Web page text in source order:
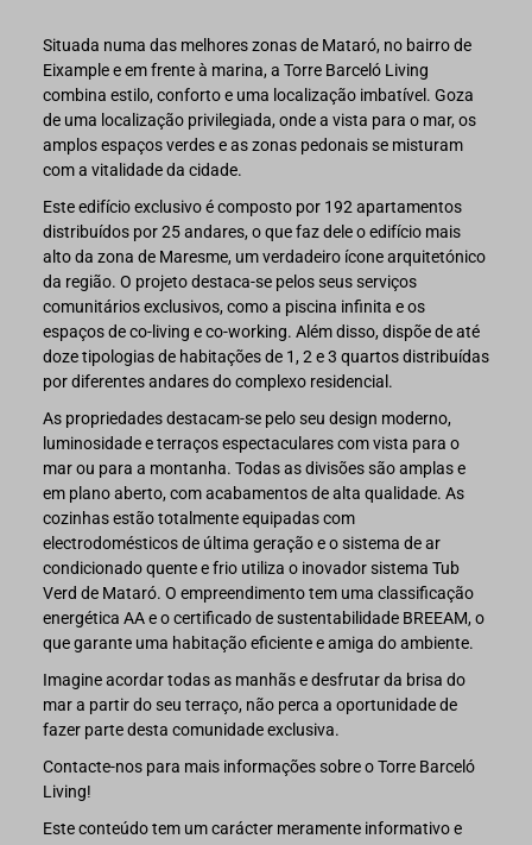
Situada numa das melhores zonas de Mataró, no bairro de
Eixample e em frente à marina, a Torre Barceló Living
combina estilo, conforto e uma localização imbatível. Goza
de uma localização privilegiada, onde a vista para o mar, os
amplos espaços verdes e as zonas pedonais se misturam
com a vitalidade da cidade.
Este edifício exclusivo é composto por 192 apartamentos
distribuídos por 25 andares, o que faz dele o edifício mais
alto da zona de Maresme, um verdadeiro ícone arquitetónico
da região. O projeto destaca-se pelos seus serviços
comunitários exclusivos, como a piscina infinita e os
espaços de co-living e co-working. Além disso, dispõe de até
doze tipologias de habitações de 1, 2 e 3 quartos distribuídas
por diferentes andares do complexo residencial.
As propriedades destacam-se pelo seu design moderno,
luminosidade e terraços espectaculares com vista para o
mar ou para a montanha. Todas as divisões são amplas e
em plano aberto, com acabamentos de alta qualidade. As
cozinhas estão totalmente equipadas com
electrodomésticos de última geração e o sistema de ar
condicionado quente e frio utiliza o inovador sistema Tub
Verd de Mataró. O empreendimento tem uma classificação
energética AA e o certificado de sustentabilidade BREEAM, o
que garante uma habitação eficiente e amiga do ambiente.
Imagine acordar todas as manhãs e desfrutar da brisa do
mar a partir do seu terraço, não perca a oportunidade de
fazer parte desta comunidade exclusiva.
Contacte-nos para mais informações sobre o Torre Barceló
Living!
Este conteúdo tem um carácter meramente informativo e